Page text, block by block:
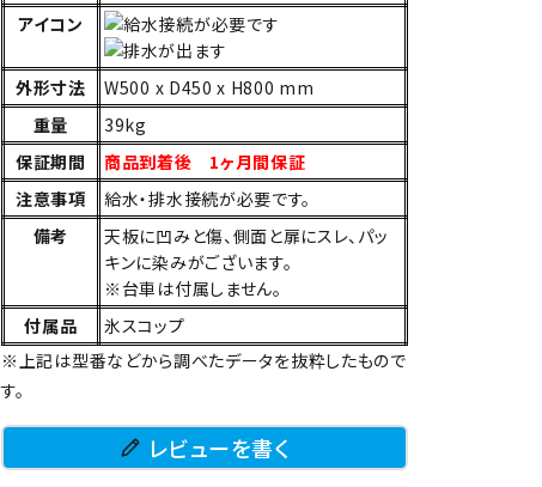
アイコン
外形寸法
W500 x D450 x H800 mm
重量
39kg
保証期間
商品到着後 1ヶ月間保証
注意事項
給水・排水接続が必要です。
備考
天板に凹みと傷、側面と扉にスレ、パッ
キンに染みがございます。
※台車は付属しません。
付属品
氷スコップ
※上記は型番などから調べたデータを抜粋したもので
す。
レビューを書く